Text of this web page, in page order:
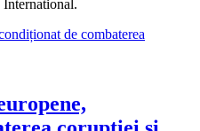
International.